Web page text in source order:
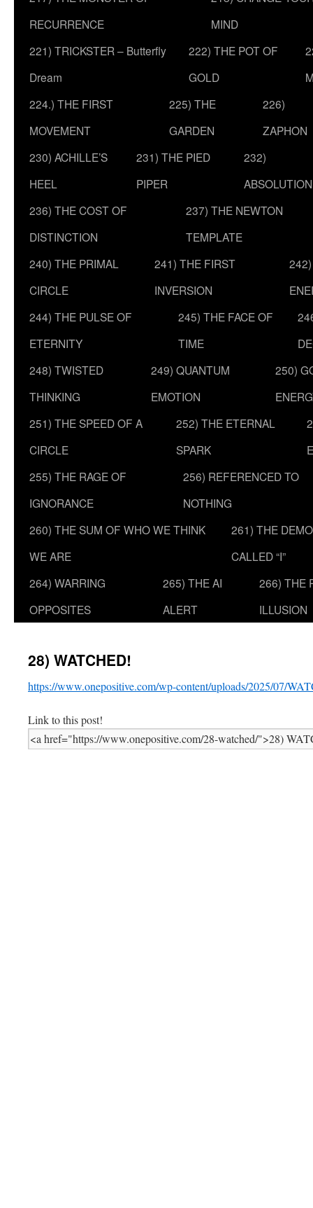
RECURRENCE
MIND
221) TRICKSTER – Butterfly
Dream
222) THE POT OF
GOLD
224.) THE FIRST
MOVEMENT
225) THE
GARDEN
226)
ZAPHON
230) ACHILLE’S
HEEL
231) THE PIED
PIPER
232)
ABSOLUTION
236) THE COST OF
DISTINCTION
237) THE NEWTON
TEMPLATE
240) THE PRIMAL
CIRCLE
241) THE FIRST
INVERSION
244) THE PULSE OF
ETERNITY
245) THE FACE OF
TIME
248) TWISTED
THINKING
249) QUANTUM
EMOTION
250)
251) THE SPEED OF A
CIRCLE
252) THE ETERNAL
SPARK
255) THE RAGE OF
IGNORANCE
256) REFERENCED TO
NOTHING
260) THE SUM OF WHO WE THINK
WE ARE
261) THE
CALLED “I”
264) WARRING
OPPOSITES
265) THE AI
ALERT
266) THE
ILLUSION
28) WATCHED!
https://www.onepositive.com/wp-content/uploads/2025/07/
Link to this post!